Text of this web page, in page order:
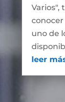
Varios",
uno de
leer